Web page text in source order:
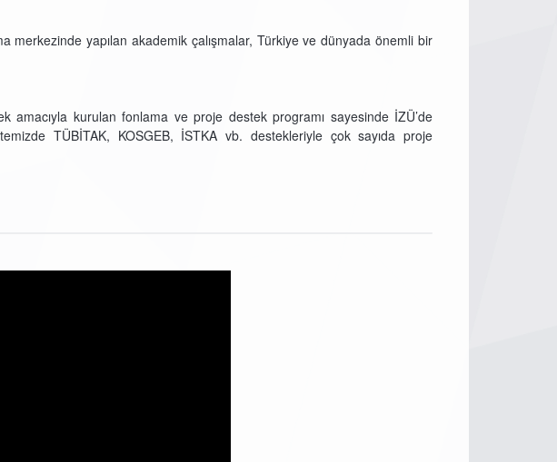
merkezinde yapılan akademik çalışmalar, Türkiye ve dünyada önemli bir
amacıyla kurulan fonlama ve proje destek programı sayesinde İZÜ’de
TÜBİTAK, KOSGEB, İSTKA vb. destekleriyle çok sayıda proje